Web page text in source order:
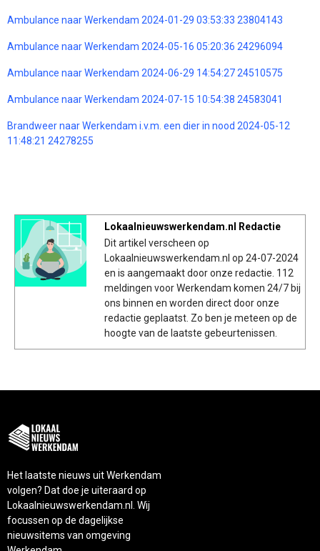
Ambulance naar Werkendam 2024-01-29 03:53:33 23804143
Ambulance naar Werkendam 2024-05-16 05:20:36 24296094
Ambulance naar Werkendam 2024-06-29 14:54:27 24510575
Ambulance naar Werkendam 2024-07-15 10:54:38 24583041
Brandweer naar Werkendam i.v.m. een dier in nood 2024-05-12
11:48:21 24278255
Lokaalnieuwswerkendam.nl Redactie
Dit artikel verscheen op
Lokaalnieuwswerkendam.nl op 24-07-2024
en is aangemaakt door onze redactie. 112
meldingen voor Werkendam komen 24/7 bij
ons binnen en worden direct door onze
redactie geplaatst. Zo ben je meteen op de
hoogte van de laatste gebeurtenissen.
Het laatste nieuws uit Werkendam
volgen? Dat doe je uiteraard op
Lokaalnieuwswerkendam.nl. Wij
focussen op de dagelijkse
nieuwsitems van omgeving